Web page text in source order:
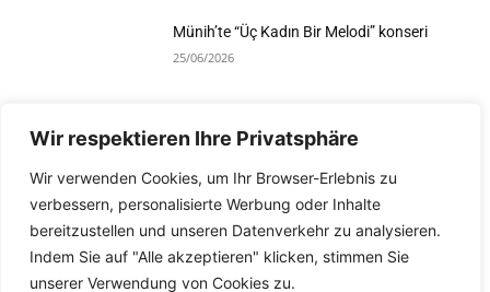
Wir respektieren Ihre Privatsphäre
Wir verwenden Cookies, um Ihr Browser-Erlebnis zu
verbessern, personalisierte Werbung oder Inhalte
bereitzustellen und unseren Datenverkehr zu analysieren.
Indem Sie auf "Alle akzeptieren" klicken, stimmen Sie
unserer Verwendung von Cookies zu.
Münih’te “Üç Kadın Bir Melodi” konseri
25/06/2026
Devamını Göster